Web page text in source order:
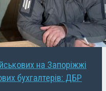
на Запоріжжі
бухгалтерів: ДБР